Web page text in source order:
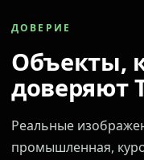
ДОВЕРИЕ
Объекты,
доверяют
Реальные
промышленная,